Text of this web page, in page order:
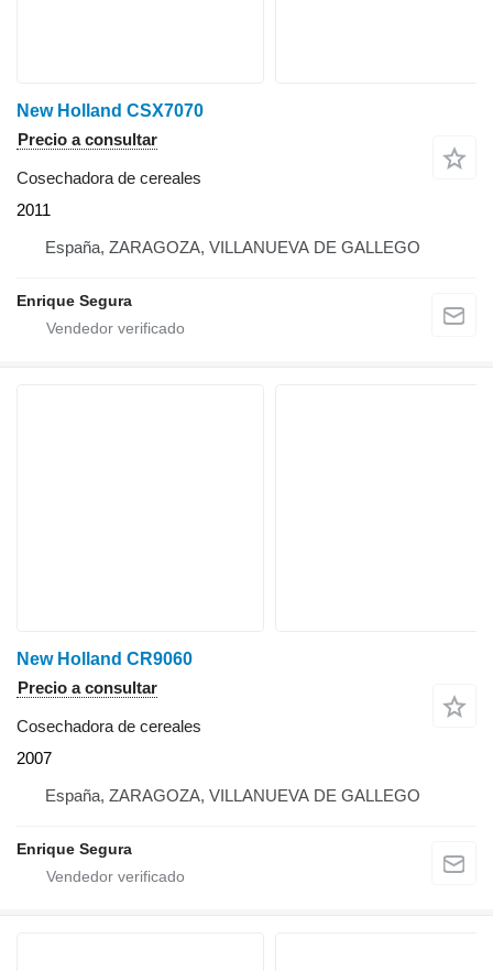
New Holland CSX7070
Precio a consultar
Cosechadora de cereales
2011
España, ZARAGOZA, VILLANUEVA DE GALLEGO
Enrique Segura
New Holland CR9060
Precio a consultar
Cosechadora de cereales
2007
España, ZARAGOZA, VILLANUEVA DE GALLEGO
Enrique Segura